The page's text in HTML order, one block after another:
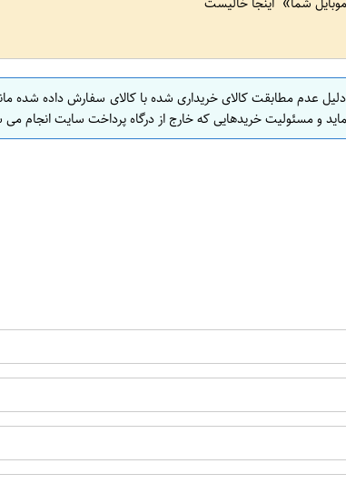
عدم مطابقت کالای خریداری شده با کالای سفارش داده شده
و مسئولیت خریدهایی که خارج از درگاه پرداخت سایت انجام می